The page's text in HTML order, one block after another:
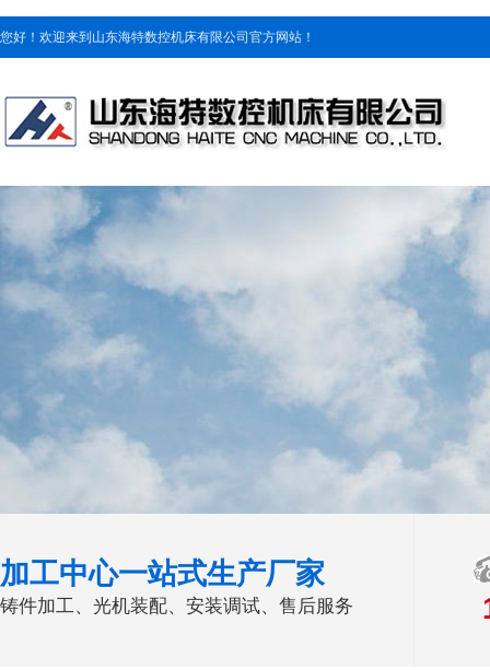
您好！欢迎来到山东海特数控机床有限公司官方网站！
加工中心一站式生产厂家
铸件加工、光机装配、安装调试、售后服务